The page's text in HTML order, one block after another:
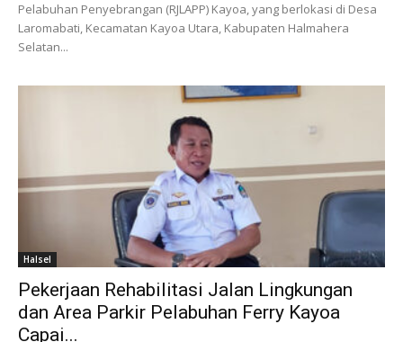
Pelabuhan Penyebrangan (RJLAPP) Kayoa, yang berlokasi di Desa
Laromabati, Kecamatan Kayoa Utara, Kabupaten Halmahera
Selatan...
Halsel
Pekerjaan Rehabilitasi Jalan Lingkungan
dan Area Parkir Pelabuhan Ferry Kayoa
Capai...